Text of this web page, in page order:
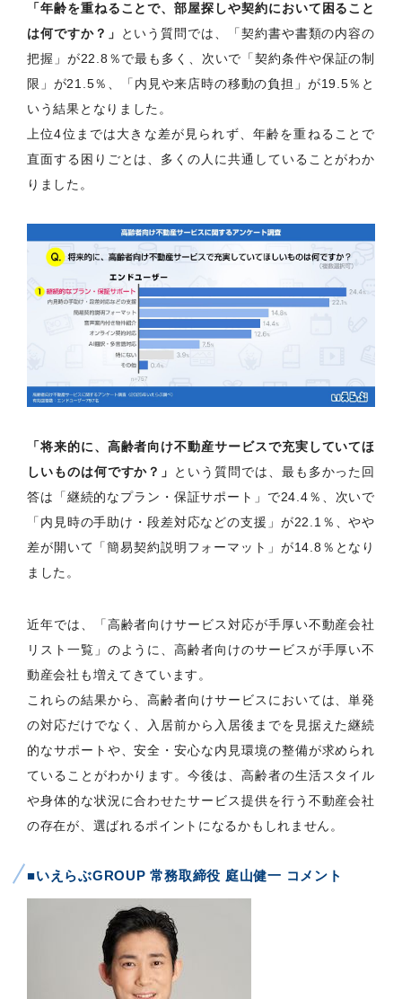
「年齢を重ねることで、部屋探しや契約において困ること
は何ですか？」
という質問では、「契約書や書類の内容の
把握」が22.8％で最も多く、次いで「契約条件や保証の制
限」が21.5％、「内見や来店時の移動の負担」が19.5％と
いう結果となりました。
上位4位までは大きな差が見られず、年齢を重ねることで
直面する困りごとは、多くの人に共通していることがわか
りました。
「将来的に、高齢者向け不動産サービスで充実していてほ
しいものは何ですか？」
という質問では、最も多かった回
答は「継続的なプラン・保証サポート」で24.4％、次いで
「内見時の手助け・段差対応などの支援」が22.1％、やや
差が開いて「簡易契約説明フォーマット」が14.8％となり
ました。
近年では、「高齢者向けサービス対応が手厚い不動産会社
リスト一覧」のように、高齢者向けのサービスが手厚い不
動産会社も増えてきています。
これらの結果から、高齢者向けサービスにおいては、単発
の対応だけでなく、入居前から入居後までを見据えた継続
的なサポートや、安全・安心な内見環境の整備が求められ
ていることがわかります。今後は、高齢者の生活スタイル
や身体的な状況に合わせたサービス提供を行う不動産会社
の存在が、選ばれるポイントになるかもしれません。
■いえらぶGROUP 常務取締役 庭山健一 コメント